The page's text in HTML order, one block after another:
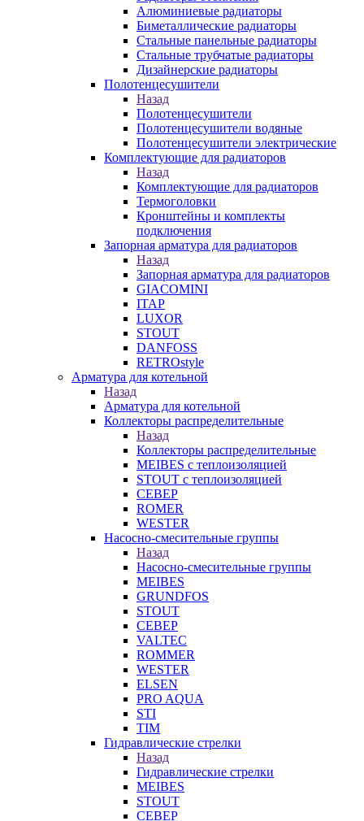
Алюминиевые радиаторы
Биметаллические радиаторы
Стальные панельные радиаторы
Стальные трубчатые радиаторы
Дизайнерские радиаторы
Полотенцесушители
Назад
Полотенцесушители
Полотенцесушители водяные
Полотенцесушители электрические
Комплектующие для радиаторов
Назад
Комплектующие для радиаторов
Термоголовки
Кронштейны и комплекты
подключения
Запорная арматура для радиаторов
Назад
Запорная арматура для радиаторов
GIACOMINI
ITAP
LUXOR
STOUT
DANFOSS
RETROstyle
Арматура для котельной
Назад
Арматура для котельной
Коллекторы распределительные
Назад
Коллекторы распределительные
MEIBES с теплоизоляцией
STOUT с теплоизоляцией
СЕВЕР
ROMER
WESTER
Насосно-смесительные группы
Назад
Насосно-смесительные группы
MEIBES
GRUNDFOS
STOUT
СЕВЕР
VALTEC
ROMMER
WESTER
ELSEN
PRO AQUA
STI
TIM
Гидравлические стрелки
Назад
Гидравлические стрелки
MEIBES
STOUT
СЕВЕР